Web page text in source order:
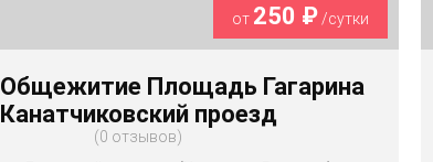
от 250 ₽ /сутки
Общежитие Площадь Гагарина
Канатчиковский проезд
0 отзывов